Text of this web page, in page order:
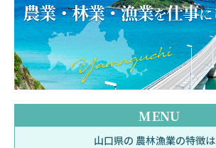
MENU
山口県の 農林漁業の特徴は